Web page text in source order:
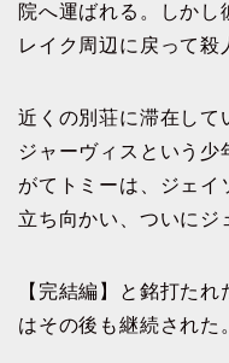
院へ運ばれる。しかし
レイク周辺に戻って殺
近くの別荘に滞在して
ジャーヴィスという
がてトミーは、ジェイ
立ち向かい、ついにジ
【完結編】と銘打た
はその後も継続された